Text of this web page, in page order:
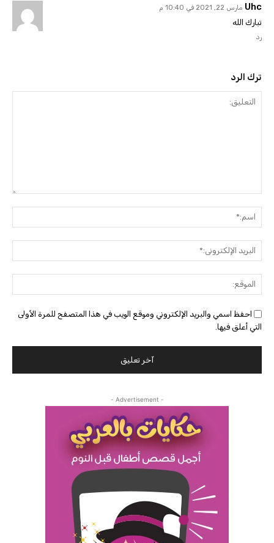
Uhc مارس 22, 2021 في 10:40 م
تبارك الله
رد
ترك الرد
احفظ اسمي والبريد الإلكتروني وموقع الويب في هذا المتصفح للمرة الأولى
التي أعلق فيها.
- Advertisement -